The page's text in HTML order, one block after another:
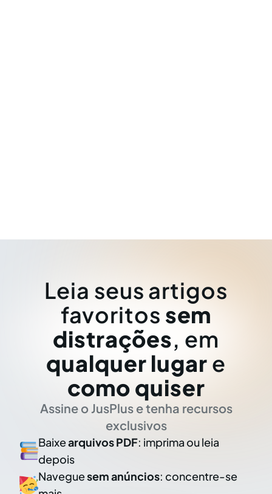
Leia seus artigos
favoritos sem
distrações, em
qualquer lugar e
como quiser
Assine o JusPlus e tenha recursos
exclusivos
Baixearquivos PDF: imprima ou leia
depois
Naveguesem anúncios: concentre-se